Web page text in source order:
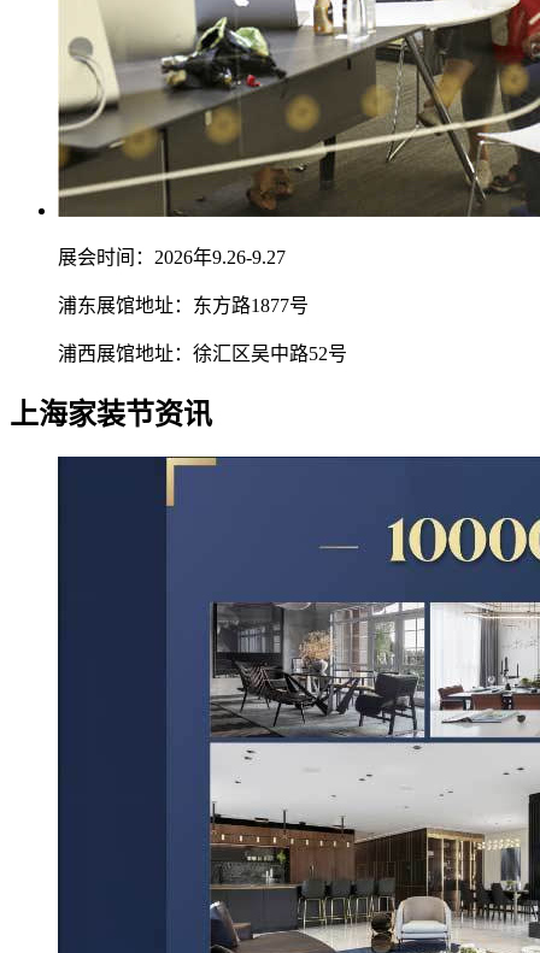
展会时间：2026年9.26-9.27
浦东展馆地址：东方路1877号
浦西展馆地址：徐汇区吴中路52号
上海家装节资讯